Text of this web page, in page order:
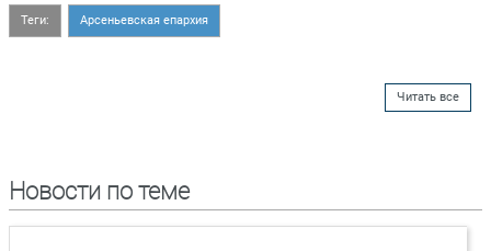
Теги: Арсеньевская епархия
Читать все
Новости по теме